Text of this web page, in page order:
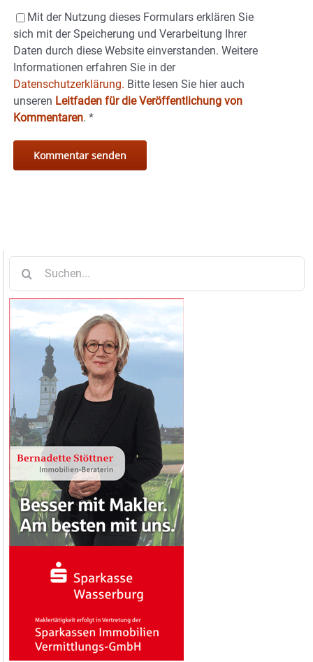
Mit der Nutzung dieses Formulars erklären Sie
sich mit der Speicherung und Verarbeitung Ihrer
Daten durch diese Website einverstanden. Weitere
Informationen erfahren Sie in der
Datenschutzerklärung. Bitte lesen Sie hier auch
unseren Leitfaden für die Veröffentlichung von
Kommentaren. *
nach: